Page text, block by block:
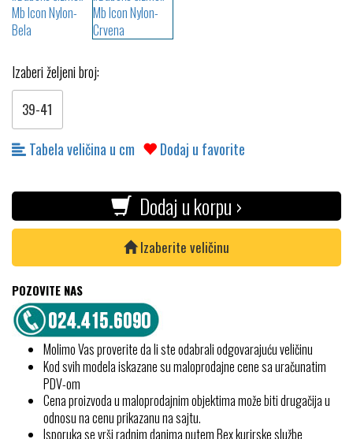
Izaberi željeni broj:
39-41
Tabela veličina u cm Dodaj u favorite
Dodaj u korpu ›
Izaberite veličinu
POZOVITE NAS
Molimo Vas proverite da li ste odabrali odgovarajuću veličinu
Kod svih modela iskazane su maloprodajne cene sa uračunatim
PDV-om
Cena proizvoda u maloprodajnim objektima može biti drugačija u
odnosu na cenu prikazanu na sajtu.
Isporuka se vrši radnim danima putem Bex kurirske službe